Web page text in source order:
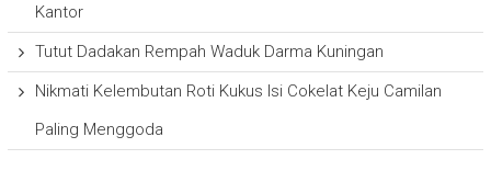
Kantor
Tutut Dadakan Rempah Waduk Darma Kuningan
Nikmati Kelembutan Roti Kukus Isi Cokelat Keju Camilan
Paling Menggoda